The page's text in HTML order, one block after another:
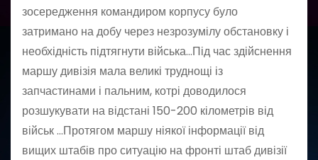
зосередження командиром корпусу було
затримано на добу через незрозумілу обстановку і
необхідність підтягнути війська…Під час здійснення
маршу дивізія мала великі труднощі із
запчастинами і пальним, котрі доводилося
розшукувати на відстані 150-200 кілометрів від
військ …Протягом маршу ніякої інформації від
вищих штабів про ситуацію на фронті штаб дивізії